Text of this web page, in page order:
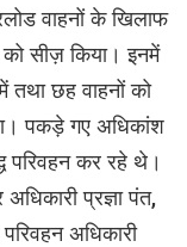
वाहनों के खिलाफ
को सीज़ किया। इनमें
छह वाहनों को
पकड़े गए अधिकांश
परिवहन कर रहे थे।
प्रज्ञा पंत,
अधिकारी